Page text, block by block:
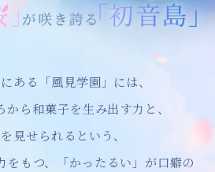
ある「風見学園」には、
ら和菓子を生み出す力と、
見せられるという、
をもつ、「かったるい」が口癖の